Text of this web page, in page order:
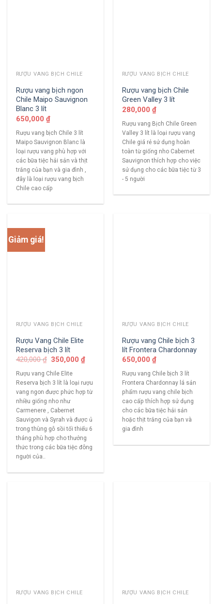
RƯỢU VANG BỊCH CHILE
Rượu vang bịch ngon
Chile Maipo Sauvignon
Blanc 3 lít
650,000 ₫
Rượu vang bịch Chile 3 lít
Maipo Sauvignon Blanc là
loại rượu vang phù hợp với
các bữa tiệc hải sản và thịt
trắng của bạn và gia đình ,
đây là loại rượu vang bịch
Chile cao cấp
RƯỢU VANG BỊCH CHILE
Rượu vang bịch Chile
Green Valley 3 lít
280,000 ₫
Rượu vang Bịch Chile Green
Valley 3 lít là loại rượu vang
Chile giá rẻ sử dụng hoàn
toàn từ giống nho Cabernet
Sauvignon thích hợp cho việc
sử dụng cho các bữa tiệc từ 3
- 5 người
Giảm giá!
RƯỢU VANG BỊCH CHILE
Rượu Vang Chile Elite
Reserva bịch 3 lít
420,000₫ 350,000₫
Rượu vang Chile Elite
Reserva bịch 3 lít là loại rượu
vang ngon được phức hợp từ
nhiều giống nho như
Carmenere , Cabernet
Sauvigon và Syrah và được ủ
trong thùng gỗ sồi tối thiểu 6
tháng phù hợp cho thưởng
thức trong các bữa tiệc đông
người của..
RƯỢU VANG BỊCH CHILE
Rượu vang Chile bịch 3
lít Frontera Chardonnay
650,000 ₫
Rượu vang Chile bịch 3 lít
Frontera Chardonnay lá sản
phẩm rượu vang chile bịch
cao cấp thích hợp sử dụng
cho các bữa tiệc hải sản
hoặc thịt trắng của bạn và
gia đình
RƯỢU VANG BỊCH CHILE RƯỢU VANG BỊCH CHILE